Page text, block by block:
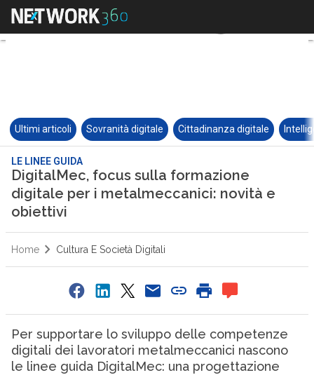
Ultimi articoli Sovranità digitale Cittadinanza digitale
LE LINEE GUIDA
DigitalMec, focus sulla formazione
digitale per i metalmeccanici: novità e
obiettivi
Home Cultura E Società Digitali
Per supportare lo sviluppo delle competenze
digitali dei lavoratori metalmeccanici nascono
le linee guida DigitalMec: una progettazione